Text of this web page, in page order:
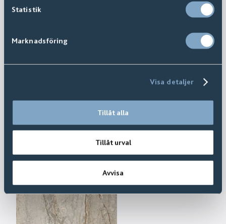
Statistik
Marknadsföring
Visa detaljer
Tillåt alla
Tillåt urval
Avvisa